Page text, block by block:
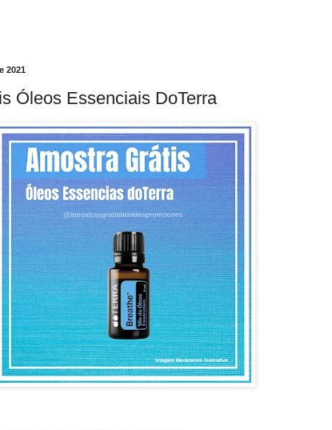
2021
Óleos Essenciais DoTerra